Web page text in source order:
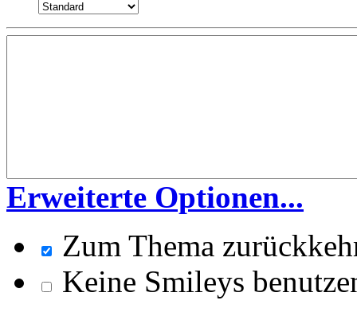
Erweiterte Optionen...
Zum Thema
Keine Smileys